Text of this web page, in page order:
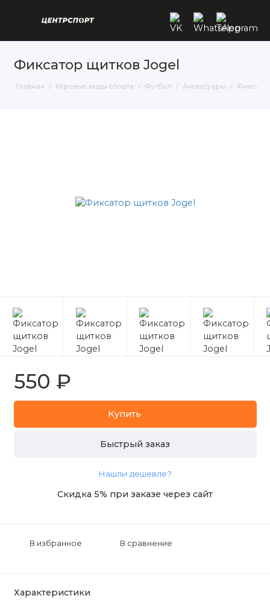
Фиксатор щитков Jogel
Главная Игровые виды спорта Футбол Аксессуары
550 ₽
Купить
Быстрый заказ
Нашли дешевле?
Скидка 5% при заказе через сайт
В избранное В сравнение
Характеристики